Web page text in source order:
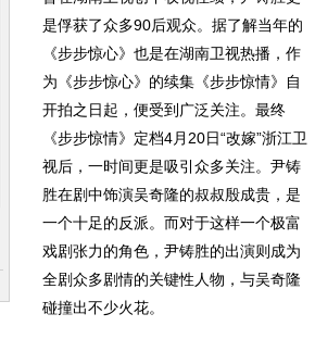
是俘获了众多90后观众。据了解当年的
《步步惊心》也是在湖南卫视热播，作
为《步步惊心》的续集《步步惊情》自
开拍之日起，便受到广泛关注。最终
《步步惊情》定档4月20日“改嫁”浙江卫
视后，一时间更是吸引众多关注。尹铸
胜在剧中饰演吴奇隆的叔叔殷成贵，是
一个十足的反派。而对于这样一个极富
戏剧张力的角色，尹铸胜的出演则成为
全剧众多剧情的关键性人物，与吴奇隆
碰撞出不少火花。